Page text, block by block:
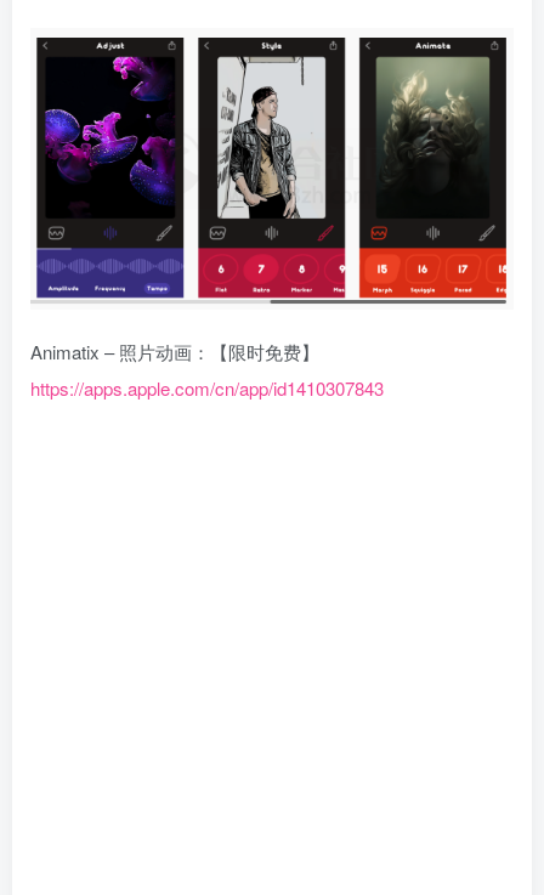
Animatix – 照片动画：【限时免费】
https://apps.apple.com/cn/app/id1410307843